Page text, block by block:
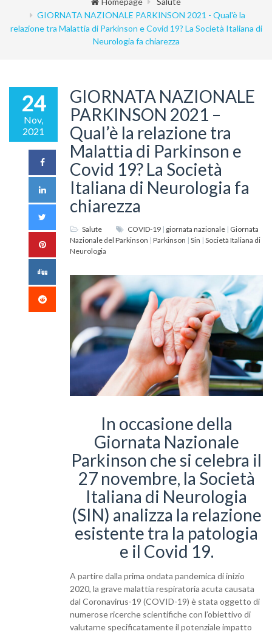
GIORNATA NAZIONALE PARKINSON 2021 - Qual'è la
relazione tra Malattia di Parkinson e Covid 19? La Società Italiana di
Neurologia fa chiarezza
24
Nov,
2021
GIORNATA NAZIONALE
PARKINSON 2021 –
Qual’è la relazione tra
Malattia di Parkinson e
Covid 19? La Società
Italiana di Neurologia fa
chiarezza
Salute COVID-19 | giornata nazionale | Giornata
Nazionale del Parkinson | Parkinson | Sin | Società Italiana di
Neurologia
In occasione della
Giornata Nazionale
Parkinson che si celebra il
27 novembre, la Società
Italiana di Neurologia
(SIN) analizza la relazione
esistente tra la patologia
e il Covid 19.
A partire dalla prima ondata pandemica di inizio
2020, la grave malattia respiratoria acuta causata
dal Coronavirus-19 (COVID-19) è stata oggetto di
numerose ricerche scientifiche con l’obiettivo di
valutarne specificatamente il potenziale impatto